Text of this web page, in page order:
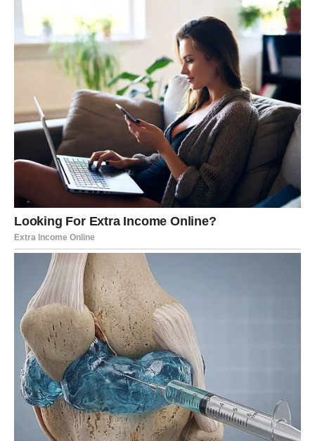
RAK
Rak danas oseća sve. I to ne malo – nego duboko. Petak ti
donosi potrebu da se približiš, da osetiš nežnost, da znaš
da si voljen/a. Ako si u vezi, možeš imati trenutak u kojem
ti treba potvrda: „Tu sam. Ne idem nigde.“ Zato su danas
važni zagrljaji, sitni gestovi, iskren razgovor bez odbrane.
Ako si slobodan/na, moguće je da se pojavi neko ko ti
deluje kao da ga poznaješ „od ranije“. To ne mora biti
osoba iz prošlosti – može biti energija. Osećaj. Pogled.
Bliskost koja nastane brzo, ali prirodno.
Ključ dana: Ne zatvaraj srce iz straha. Ono što je za tebe
– neće te naterati da se lomiš.
LAV
Lavovi danas imaju pojačanu želju da budu viđeni, željeni,
izabrani. Ali petak donosi važnu lekciju: prava ljubav ne
mora da dokazuje ništa – ona se oseća. Ako si u vezi,
moguće je malo varničenja zbog ponosa. Možda ti smeta